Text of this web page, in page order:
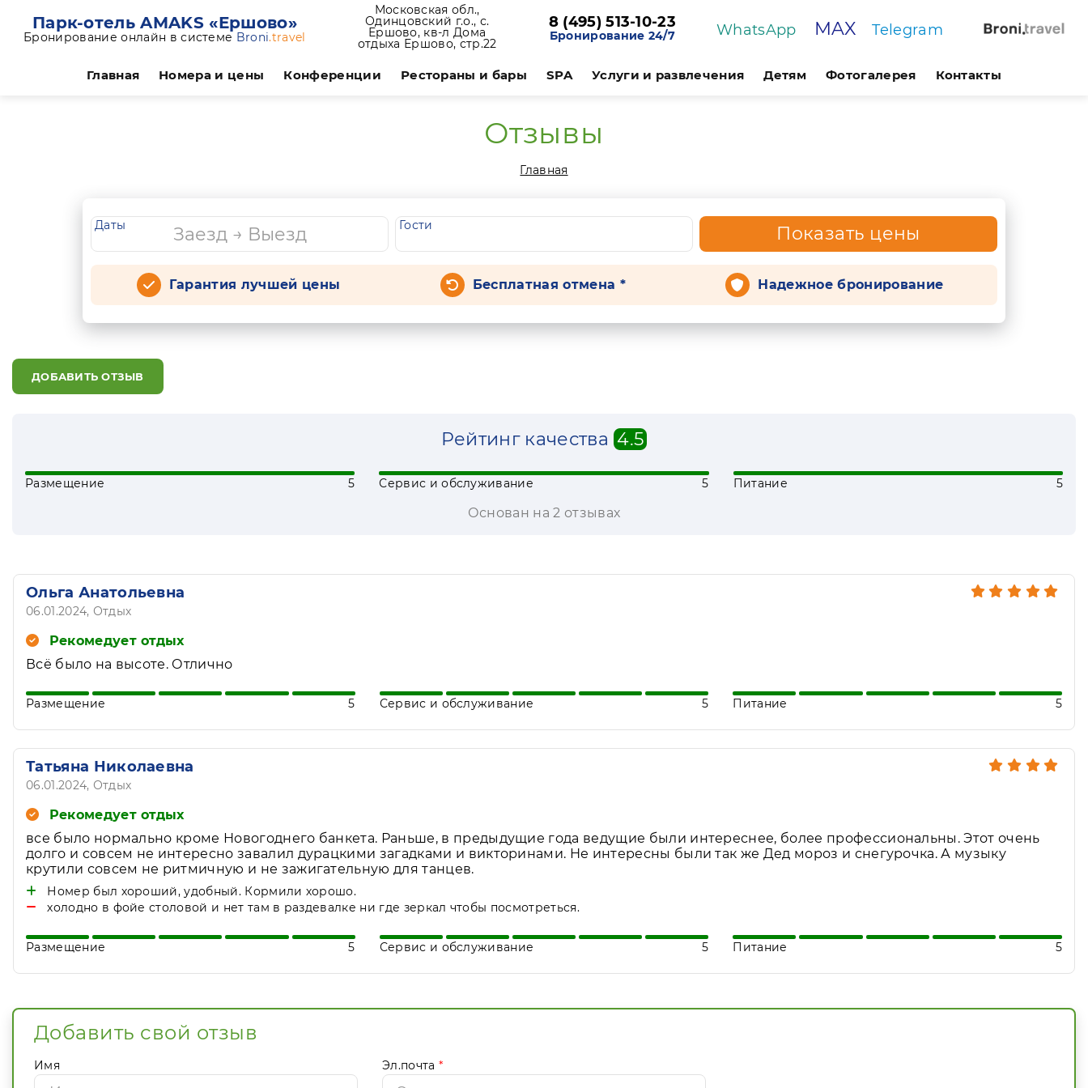
Парк-отель AMAKS «Ершово»
Бронирование онлайн в системе Broni.travel
Московская обл.,
Одинцовский г.о., с.
Ершово, кв-л Дома
отдыха Ершово, стр.22
8 (495) 513-10-23
Бронирование 24/7 WhatsApp MAX Telegram
Главная Номера и цены Конференции Рестораны и бары SPA Услуги и развлечения Детям Фотогалерея Контакты
Отзывы
Главная
Даты Гости Показать цены
Гарантия лучшей цены Бесплатная отмена * Надежное бронирование
ДОБАВИТЬ ОТЗЫВ
Рейтинг качества4.5
Размещение 5 Сервис и обслуживание 5 Питание 5
Основан на 2 отзывах
Ольга Анатольевна
06.01.2024, Отдых
Рекомедует отдых
Всё было на высоте. Отлично
Размещение 5 Сервис и обслуживание 5 Питание 5
Татьяна Николаевна
06.01.2024, Отдых
Рекомедует отдых
все было нормально кроме Новогоднего банкета. Раньше, в предыдущие года ведущие были интереснее, более профессиональны. Этот очень
долго и совсем не интересно завалил дурацкими загадками и викторинами. Не интересны были так же Дед мороз и снегурочка. А музыку
крутили совсем не ритмичную и не зажигательную для танцев.
Номер был хороший, удобный. Кормили хорошо.
холодно в фойе столовой и нет там в раздевалке ни где зеркал чтобы посмотреться.
Размещение 5 Сервис и обслуживание 5 Питание 5
Добавить свой отзыв
Имя Эл.почта *